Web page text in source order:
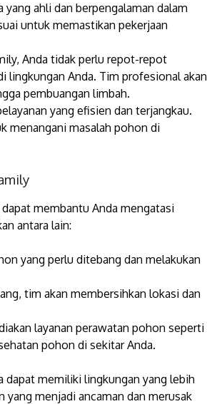
ahli dan berpengalaman dalam
untuk memastikan pekerjaan
Anda tidak perlu repot-repot
lingkungan Anda. Tim profesional akan
pembuangan limbah.
yang efisien dan terjangkau.
menangani masalah pohon di
membantu Anda mengatasi
antara lain:
yang perlu ditebang dan melakukan
tim akan membersihkan lokasi dan
layanan perawatan pohon seperti
pohon di sekitar Anda.
dapat memiliki lingkungan yang lebih
menjadi ancaman dan merusak